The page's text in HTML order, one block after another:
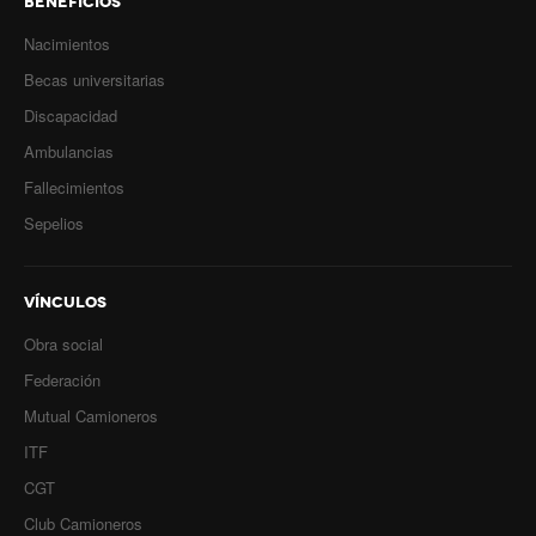
Acuerdos salariales
Turismo
Hoteles y cabañas
Viaje de bodas
Camioneritos
Gremiales
Salarios
Nacimientos
Becas universitarias
Discapacidad
Ambulancias
Fallecimientos
Sepelios
VÍNCULOS
Obra social
Federación
Mutual Camioneros
ITF
CGT
Club Camioneros